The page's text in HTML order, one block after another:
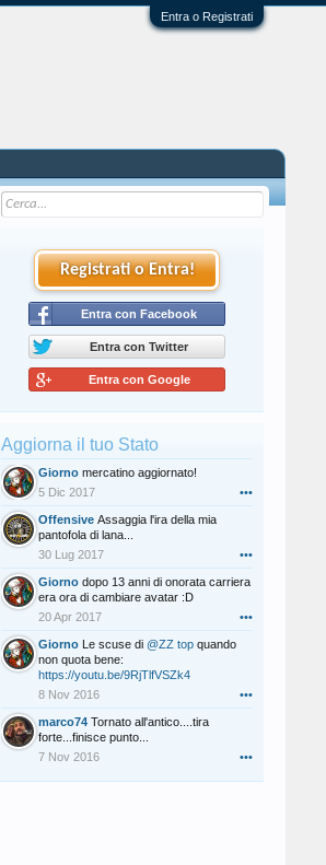
Entra o Registrati
Registrati o Entra!
Entra con Facebook
Entra con Twitter
Entra con Google
Aggiorna il tuo Stato
Giorno mercatino aggiornato!
5 Dic 2017
•••
Offensive Assaggia l'ira della mia
pantofola di lana...
30 Lug 2017
•••
Giorno dopo 13 anni di onorata carriera
era ora di cambiare avatar :D
20 Apr 2017
•••
Giorno Le scuse di @ZZ top quando
non quota bene:
https://youtu.be/9RjTlfVSZk4
8 Nov 2016
•••
marco74 Tornato all'antico....tira
forte...finisce punto...
7 Nov 2016
•••